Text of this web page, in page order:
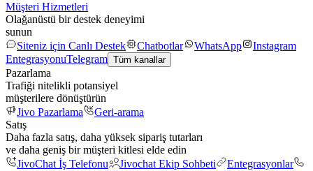
Müşteri Hizmetleri
Olağanüstü bir destek deneyimi
sunun
Siteniz için Canlı Destek
Chatbotlar WhatsApp
Instagram
EntegrasyonuTelegram Tüm kanallar
Pazarlama
Trafiği nitelikli potansiyel
müşterilere dönüştürün
Jivo Pazarlama
Geri-arama
Satış
Daha fazla satış, daha yüksek sipariş tutarları
ve daha geniş bir müşteri kitlesi elde edin
JivoChat İş Telefonu
Jivochat Ekip Sohbeti
Entegrasyonlar